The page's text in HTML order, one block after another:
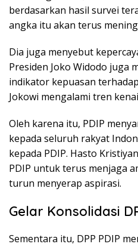
berdasarkan hasil survei
angka itu akan terus
Dia juga menyebut
Presiden Joko Widodo juga
indikator kepuasan
Jokowi mengalami tren
Oleh karena itu, PDIP
kepada seluruh rakyat
kepada PDIP. Hasto
PDIP untuk terus menjaga
turun menyerap aspirasi.
Gelar Konsolidasi
Sementara itu, DPP PDIP